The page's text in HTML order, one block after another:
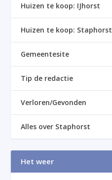
Huizen te koop: IJhorst
Huizen te koop: Staphorst
Gemeentesite
Tip de redactie
Verloren/Gevonden
Alles over Staphorst
Het weer